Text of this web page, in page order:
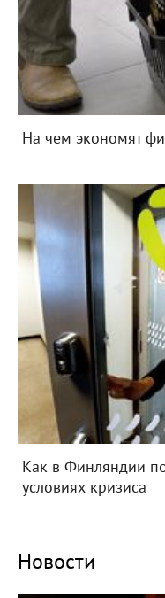
На чем экономят
Как в Финляндии
условиях кризиса
Новости